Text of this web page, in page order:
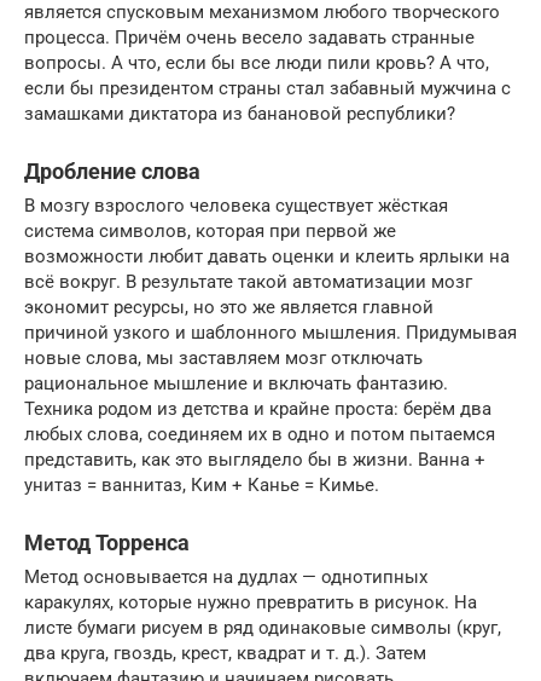
является спусковым механизмом любого творческого
процесса. Причём очень весело задавать странные
вопросы. А что, если бы все люди пили кровь? А что,
если бы президентом страны стал забавный мужчина с
замашками диктатора из банановой республики?
Дробление слова
В мозгу взрослого человека существует жёсткая
система символов, которая при первой же
возможности любит давать оценки и клеить ярлыки на
всё вокруг. В результате такой автоматизации мозг
экономит ресурсы, но это же является главной
причиной узкого и шаблонного мышления. Придумывая
новые слова, мы заставляем мозг отключать
рациональное мышление и включать фантазию.
Техника родом из детства и крайне проста: берём два
любых слова, соединяем их в одно и потом пытаемся
представить, как это выглядело бы в жизни. Ванна +
унитаз = ваннитаз, Ким + Канье = Кимье.
Метод Торренса
Метод основывается на дудлах — однотипных
каракулях, которые нужно превратить в рисунок. На
листе бумаги рисуем в ряд одинаковые символы (круг,
два круга, гвоздь, крест, квадрат и т. д.). Затем